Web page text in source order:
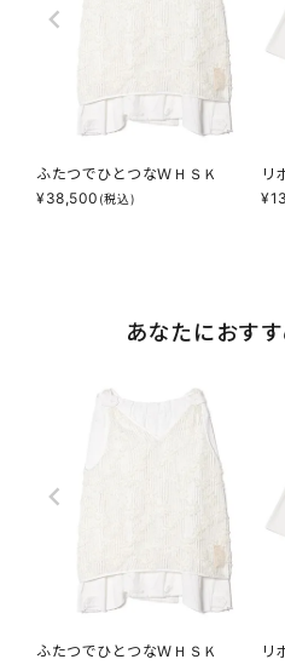
ふたつでひとつなＷＨＳＫ
¥38,500 (税込)
リ
¥
あなたにおす
ふたつでひとつなＷＨＳＫ
リ